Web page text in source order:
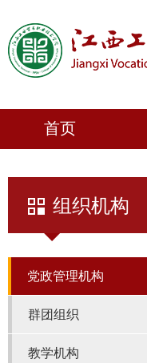
首页
组织机构
党政管理机构
群团组织
教学机构